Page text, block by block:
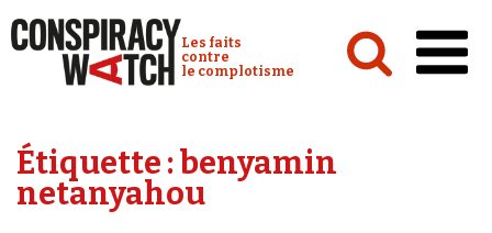
Conspiracy Watch :
Les faits
contre
le complotisme
Analyses
Étiquette :benyamin
netanyahou